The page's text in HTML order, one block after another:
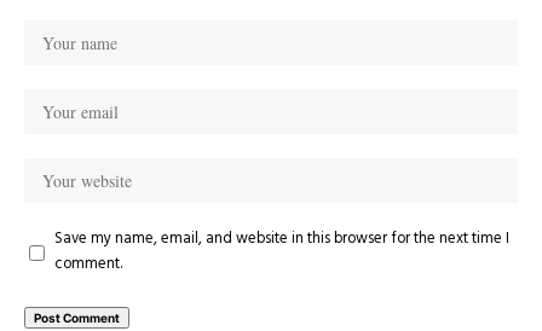
Save my name, email, and website in this browser for the next time I
comment.